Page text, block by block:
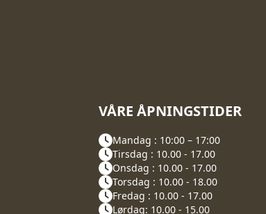
VÅRE ÅPNINGSTIDER
Mandag : 10:00 – 17:00
Tirsdag : 10.00 - 17.00
Onsdag : 10.00 - 17.00
Torsdag : 10.00 - 18.00
Fredag : 10.00 - 17.00
Lørdag: 10.00 - 15.00